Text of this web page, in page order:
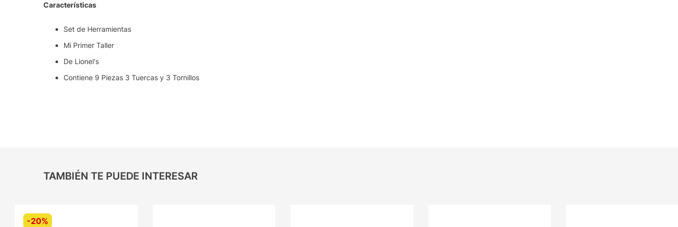
Características
Set de Herramientas
Mi Primer Taller
De Lionel's
Contiene 9 Piezas 3 Tuercas y 3 Tornillos
TAMBIÉN TE PUEDE INTERESAR
-20%